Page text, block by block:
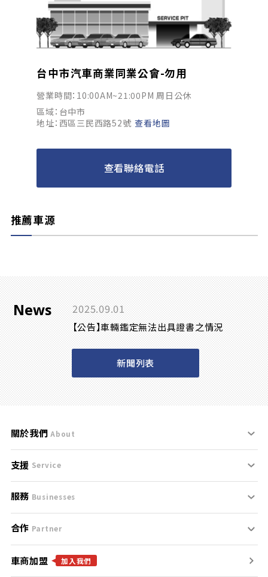
台中市汽車商業同業公會-勿用
營業時間：10:00AM~21:00PM 周日公休
區域：台中市
地址：西區三民西路52號 查看地圖
查看聯絡電話
推薦車源
News 2025.09.01
【公告】車輛鑑定無法出具證書之情況
新聞列表
關於我們 About
刊登規範
服務條款
免責聲明
隱私權政策
支援 Service
支援中心
聯絡我們
服務 Businesses
什麼是Goo鑑定？
找好車
合作 Partner
合作夥伴
車商加盟 加入我們